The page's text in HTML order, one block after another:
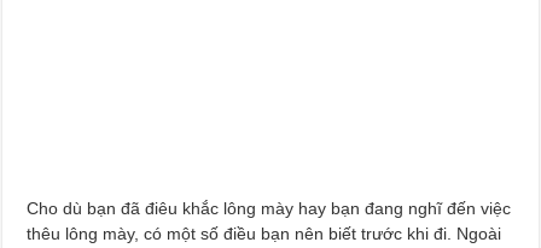
Cho dù bạn đã điêu khắc lông mày hay bạn đang nghĩ đến việc
thêu lông mày, có một số điều bạn nên biết trước khi đi. Ngoài